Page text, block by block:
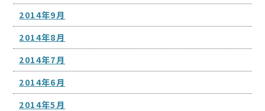
2014年9月
2014年8月
2014年7月
2014年6月
2014年5月